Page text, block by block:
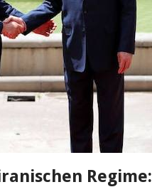
Regime: